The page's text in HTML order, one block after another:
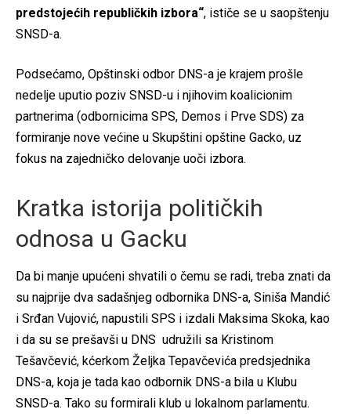
predstojećih republičkih izbora“, ističe se u saopštenju
SNSD-a.
Podsećamo, Opštinski odbor DNS-a je krajem prošle
nedelje uputio poziv SNSD-u i njihovim koalicionim
partnerima (odbornicima SPS, Demos i Prve SDS) za
formiranje nove većine u Skupštini opštine Gacko, uz
fokus na zajedničko delovanje uoči izbora.
Kratka istorija političkih
odnosa u Gacku
Da bi manje upućeni shvatili o čemu se radi, treba znati da
su najprije dva sadašnjeg odbornika DNS-a, Siniša Mandić
i Srđan Vujović, napustili SPS i izdali Maksima Skoka, kao
i da su se prešavši u DNS udružili sa Kristinom
Tešavčević, kćerkom Željka Tepavčevića predsjednika
DNS-a, koja je tada kao odbornik DNS-a bila u Klubu
SNSD-a. Tako su formirali klub u lokalnom parlamentu.